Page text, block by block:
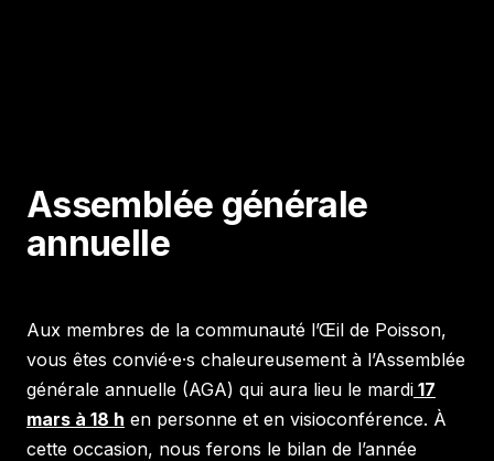
Assemblée générale
annuelle
Aux membres de la communauté l’Œil de Poisson,
vous êtes convié·e·s chaleureusement à l’Assemblée
générale annuelle (AGA) qui aura lieu le mardi 17
mars à 18 h en personne et en visioconférence. À
cette occasion, nous ferons le bilan de l’année